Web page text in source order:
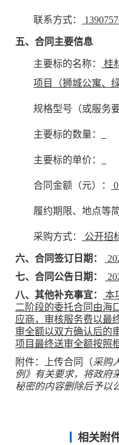
联系方式：
五、合同主要信息
主要标的名称：
桂
项目（狮城公寓、
规格型号（或服务
主要标的数量：
主要标的单价：
合同金额（元）： 0
履约期限、地点等
采购方式： 公开招
六、合同签订日期：
七、合同公告日期：
八、其他补充事宜：
本
二阶段的委托合同由海
应商，审核服务费以最
审全额以双方确认后的
项目最终送审全额按照
附件：上传合同（采购
例》有关要求，将政府
秘密的内容删除后予以
相关附